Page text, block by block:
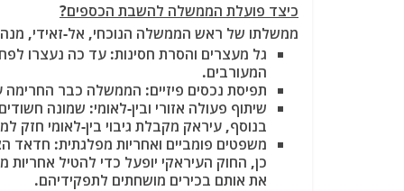
כיצד פועלת הממשלה להשבת הכספים?
ממשלתו של ראש הממשלה הנוכחי, אל-זאידי,
גל מעצרים והסרת חסינות
המעורבים.
תפיסת נכסים פיזיים: הממשלה כבר החרימה
שיתוף פעולה אזורי ובין-לאומי: שמונה
בנוסף, עיראק מקבלת גיבוי בין-לאומי חזק
משפטים פומביים ואחריות מפלגתית: חדאד
כן, החוק העיראקי יופעל כדי להטיל אחריות
את אותם בכירים מושחתים לתפקידיהם.